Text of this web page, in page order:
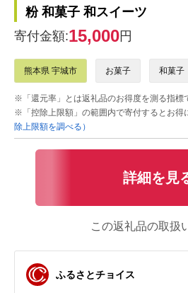
粉 和菓子 和スイーツ
寄付金額:15,000円
熊本県 宇城市 お菓子 和菓子
※「還元率」とは返礼品のお得度を測る指標
※「控除上限額」の範囲内で寄付するとお得
除上限額を調べる）
詳細を見
この返礼品の取扱
ふるさとチョイス